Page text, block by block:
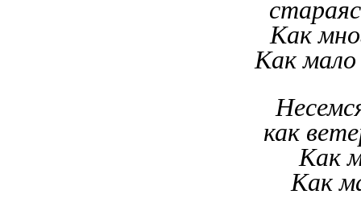
Как
Как мало
как
Как
Как